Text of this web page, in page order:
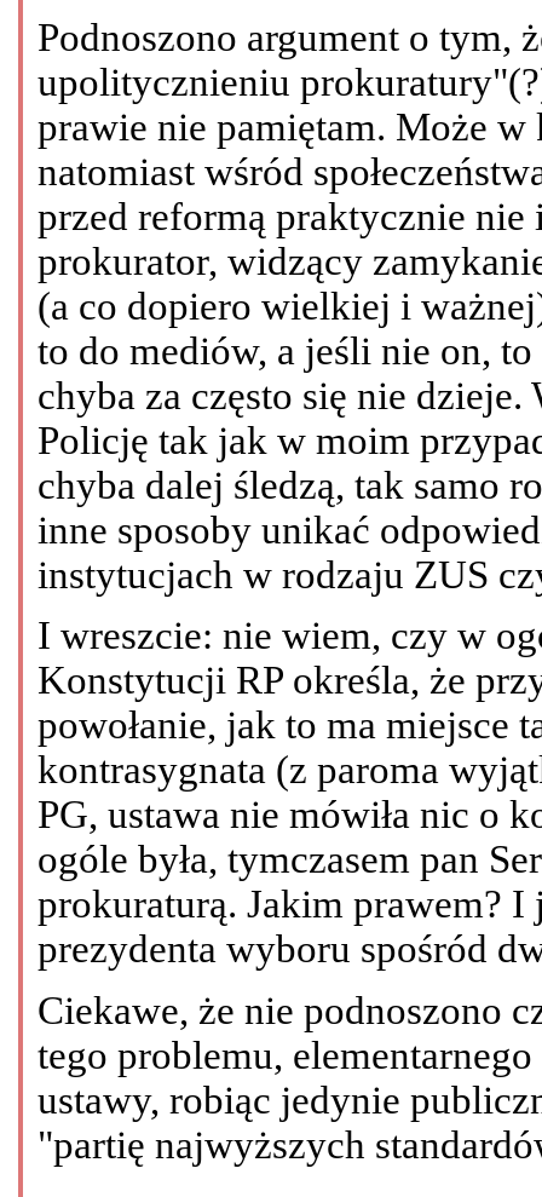
Podnoszono argument o tym,
upolitycznieniu
prawie nie pamiętam. Może
natomiast wśród
przed reformą praktycznie nie
prokurator, widzący
(a co dopiero wielkiej i
to do mediów, a jeśli nie on,
chyba za często się nie
Policję tak jak w moim
chyba dalej śledzą, tak samo
inne sposoby unikać
instytucjach w rodzaju ZUS
I wreszcie: nie wiem, czy w
Konstytucji RP określa, że
powołanie, jak to ma miejsce
kontrasygnata (z paroma
PG, ustawa nie mówiła nic o
ogóle była, tymczasem pan
prokuraturą. Jakim prawem?
prezydenta wyboru spośród
Ciekawe, że nie podnoszono
tego problemu,
ustawy, robiąc jedynie
"partię najwyższych